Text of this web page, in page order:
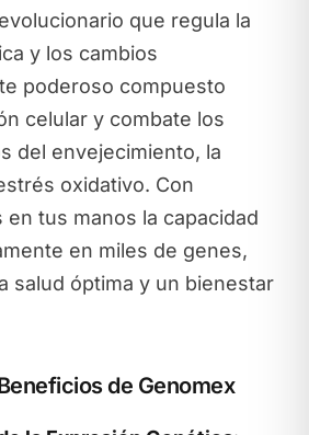
que regula la
y los cambios
poderoso compuesto
celular y combate los
del envejecimiento, la
oxidativo. Con
en tus manos la capacidad
en miles de genes,
salud óptima y un bienestar
de Genomex